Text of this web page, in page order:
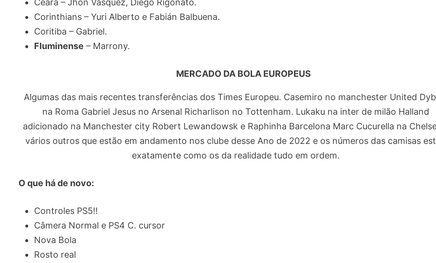
Ceará – Jhon Vásquez, Diego Rigonato.
Corinthians – Yuri Alberto e Fabián Balbuena.
Coritiba – Gabriel.
Fluminense – Marrony.
MERCADO DA BOLA EUROPEUS
Algumas das mais recentes transferências dos Times Europeu. Casemiro no manchester United
na Roma Gabriel Jesus no Arsenal Richarlison no Tottenham. Lukaku na inter de milão Halland
adicionado na Manchester city Robert Lewandowsk e Raphinha Barcelona Marc Cucurella na
vários outros que estão em andamento nos clube desse Ano de 2022 e os números das camisas
exatamente como os da realidade tudo em ordem.
O que há de novo:
Controles PS5!!
Câmera Normal e PS4 C. cursor
Nova Bola
Rosto real